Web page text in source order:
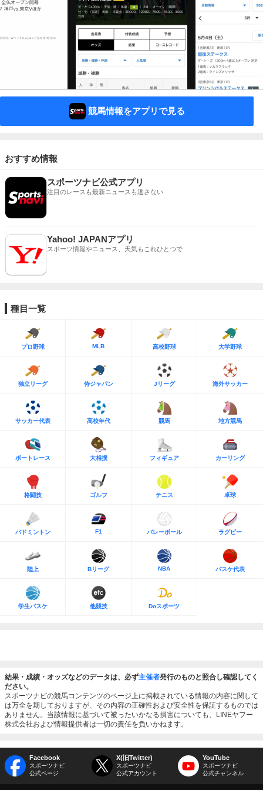
競馬情報をアプリで見る
おすすめ情報
スポーツナビ公式アプリ
注目のレースも最新ニュースも逃さない
Yahoo! JAPANアプリ
スポーツ情報やニュース、天気もこれひとつで
種目一覧
プロ野球 MLB 高校野球 大学野球
独立リーグ 侍ジャパン Jリーグ 海外サッカー
サッカー代表 高校年代 競馬 地方競馬
ボートレース 大相撲 フィギュア カーリング
格闘技 ゴルフ テニス 卓球
バドミントン F1 バレーボール ラグビー
陸上 Bリーグ NBA バスケ代表
学生バスケ 他競技 Doスポーツ
結果・成績・オッズなどのデータは、必ず主催者発行のものと照合し確認してく
ださい。
スポーツナビの競馬コンテンツのページ上に掲載されている情報の内容に関して
は万全を期しておりますが、その内容の正確性および安全性を保証するものでは
ありません。当該情報に基づいて被ったいかなる損害についても、LINEヤフー
株式会社および情報提供者は一切の責任を負いかねます。
Facebook
スポーツナビ
公式ページ
X(旧Twitter)
スポーツナビ
公式アカウント
YouTube
スポーツナビ
公式チャンネル